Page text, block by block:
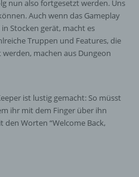
nun also fortgesetzt werden. Uns
Auch wenn das Gameplay
Stocken gerät, macht es
Truppen und Features, die
machen aus Dungeon
ist lustig gemacht: So müsst
ihr mit dem Finger über ihn
Worten “Welcome Back,